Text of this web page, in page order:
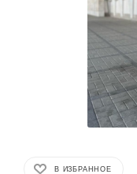
В ИЗБРАННОЕ